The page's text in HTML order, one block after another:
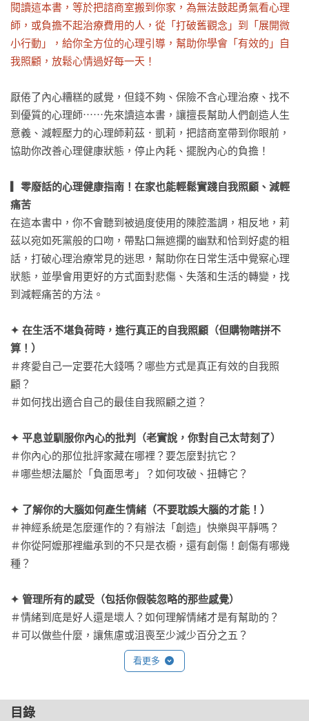
閱讀這本書，等於把諮商室搬到你家，為無法鼓起勇氣看心理
師，或負擔不起治療費用的人，從「打破舊觀念」到「展開微
小行動」，給你全方位的心理引導，幫助你學會「有效的」自
我照顧，放鬆心情過好每一天！
厭倦了內心糟糕的感覺，但錢不夠、保險不含心理治療、找不
到優質的心理師⋯⋯先來讀這本書，讓擅長幫助人們創造人生
意義、減輕壓力的心理師莉茲．凱莉，把諮商室帶到你眼前，
協助你改善心理健康狀態，停止內耗、擺脫內心的負擔！
▎零廢話的心理健康指南！在家也能輕鬆實踐自我照顧、減輕
痛苦
在這本書中，你不會聽到被過度使用的陳腔濫調，相反地，莉
茲以宛如死黨般的口吻，帶點口無遮攔的幽默和恰到好處的粗
話，打破心理治療常見的迷思，幫助你在日常生活中覺察心理
狀態，並學會用更好的方式面對悲傷、失落和生活的轉變，找
到減輕痛苦的方法。
✦ 在生活不堪負荷時，進行真正的自我照顧（但購物瞎拼不
算！）
＃疼愛自己一定要花大錢嗎？哪些方式是真正有效的自我照
顧？
＃如何找出適合自己的最佳自我照顧之道？
✦ 平息並馴服你內心的批判（老實說，你對自己太苛刻了）
＃你內心的那位批評家藏在哪裡？要怎麼對抗它？
＃哪些想法屬於「負面思考」？如何攻破、扭轉它？
✦ 了解你的大腦如何產生情緒（不要耽誤大腦的才能！）
＃神經系統是怎麼運作的？有辦法「創造」快樂與平靜嗎？
＃你從阿嬤那裡繼承到的不只是衣櫥，還有創傷！創傷有哪幾
種？
✦ 管理所有的感受（包括你假裝忽略的那些感覺）
＃情緒到底是好人還是壞人？如何理解情緒才是有幫助的？
＃可以做些什麼，讓焦慮或沮喪至少減少百分之五？
✦ 設定界線，掌握說「不」的藝術（尤其是最棘手的情況）
＃何時需要劃清界線？怎樣才是理直氣「和」的健康溝通？
看更多
目錄